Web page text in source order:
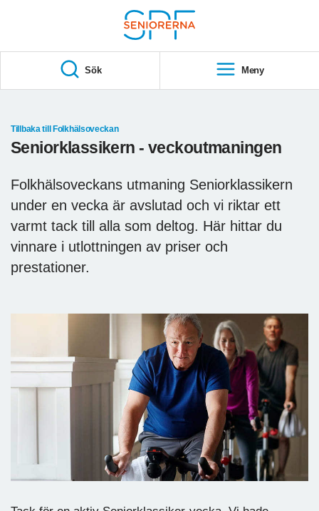
S
A
Sök Meny
Tillbaka till Folkhälsoveckan
Seniorklassikern - veckoutmaningen
Folkhälsoveckans utmaning Seniorklassikern
under en vecka är avslutad och vi riktar ett
varmt tack till alla som deltog. Här hittar du
vinnare i utlottningen av priser och
prestationer.